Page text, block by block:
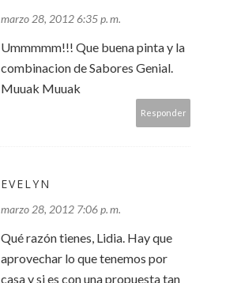
marzo 28, 2012 6:35 p. m.
Ummmmm!!! Que buena pinta y la
combinacion de Sabores Genial.
Muuak Muuak
Responder
EVELYN
marzo 28, 2012 7:06 p. m.
Qué razón tienes, Lidia. Hay que
aprovechar lo que tenemos por
casa y si es con una propuesta tan